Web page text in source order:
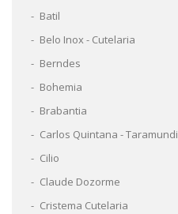
Batil
Belo Inox - Cutelaria
Berndes
Bohemia
Brabantia
Carlos Quintana - Taramundi
Cilio
Claude Dozorme
Cristema Cutelaria